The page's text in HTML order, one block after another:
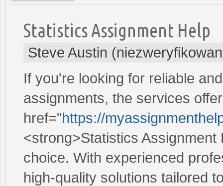
Statistics Assignment Help
Steve Austin
If you're looking for reliable
assignments, the services
href="https://
<strong>Statistics
choice. With experienced
high-quality solutions tailored